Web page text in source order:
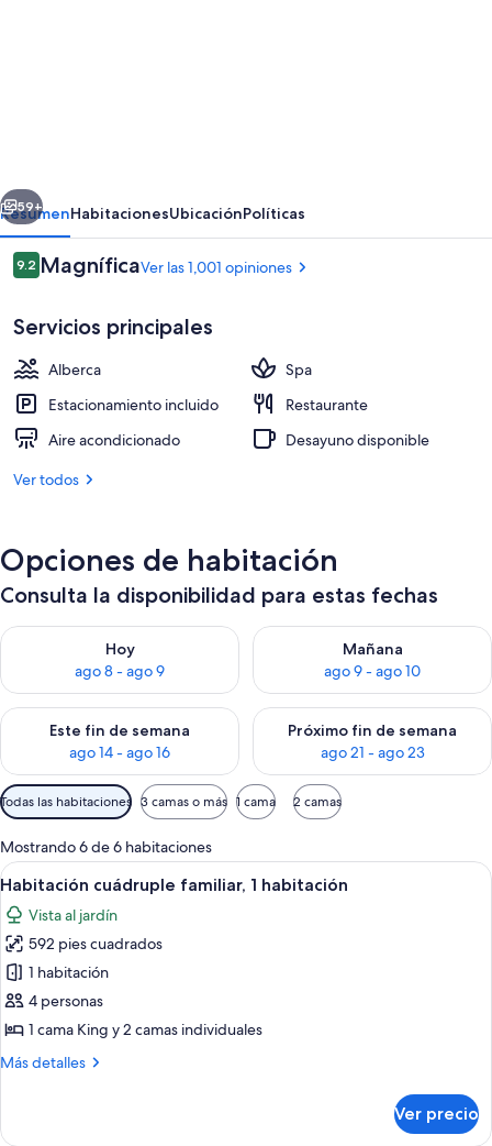
2 albercas al aire libre, sombrillas en
Siguiente
59+
ResumenHabitacionesUbicaciónPolíticas
Opiniones
9.29.2 de 10,
MagníficaVer las 1,001 opiniones
Servicios principales
Alberca
Spa
Estacionamiento incluido
Restaurante
Aire acondicionado
Desayuno disponible
Ver todos
Opciones de habitación
Consulta la disponibilidad para estas fechas
Hoy
ago 8 - ago 9
Consulta la disponibilidad para hoy ago 8 - ago 9
Mañana
ago 9 - ago 10
Consulta la disponibilidad
Este fin de semana
ago 14 - ago 16
Consulta la disponibilidad para este fin de semana ago 14 -
Próximo fin de semana
ago 21 - ago 23
Consulta la disponibilidad
Filtros
disponibles
para
las
habitaciones
Todas las habitaciones 3 camas o más 1 cama 2 camas
Mostrando 6 de 6 habitaciones
Abrir
todas
las
fotos
de
Habitación
cuádruple
1
Una habitación de hotel con tres
8
Habitación cuádruple familiar, 1 habitación
Vista al jardín
592 pies cuadrados
1 habitación
4 personas
1 cama King y 2 camas individuales
Más detalles
Más
cuádruple
Ver precio